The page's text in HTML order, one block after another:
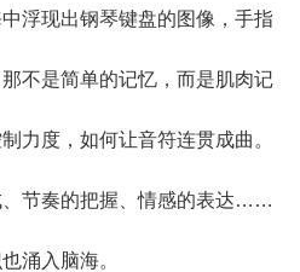
现出钢琴键盘的图像，手指
不是简单的记忆，而是肌肉记
力度，如何让音符连贯成曲。
、节奏的把握、情感的表达……
涌入脑海。